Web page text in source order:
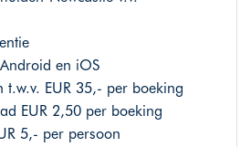
en iOS
t.w.v. EUR 35,- per boeking
EUR 2,50 per boeking
5,- per persoon